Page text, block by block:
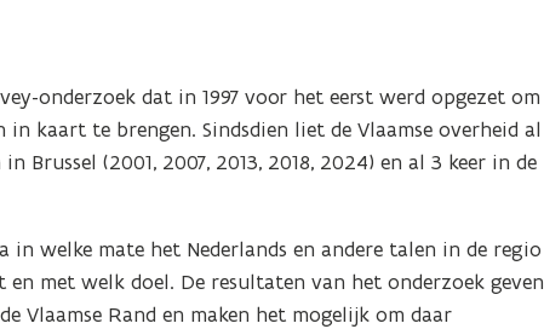
onderzoek dat in 1997 voor het eerst werd opgezet om
kaart te brengen. Sindsdien liet de Vlaamse overheid al
Brussel (2001, 2007, 2013, 2018, 2024) en al 3 keer in de
welke mate het Nederlands en andere talen in de regio
met welk doel. De resultaten van het onderzoek geven
Vlaamse Rand en maken het mogelijk om daar